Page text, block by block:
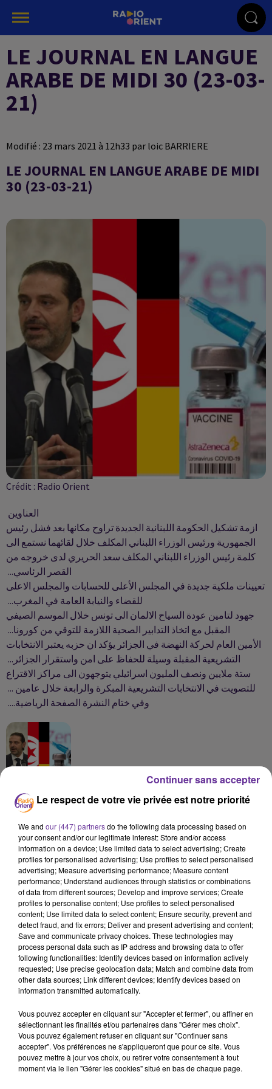
LE JOURNAL EN LANGUE
ARABE DE MIDI 30 (23-03-
21)
Modifié : 23 mars 2021 à 12h33 par loic BARRIERE
LE JOURNAL EN LANGUE ARABE DE MIDI
30 (23-03-21)
Crédit : Radio Orient
العناوين
ازمة تشكيل الحكومة اللبنانية الجديدة تراوح مكانها بعد فشل رئيس
الجمهورية ورئيس الوزراء اللبناني المكلف خلال لقائهما نستمع الى
كلمة رئيس الوزراء اللبناني المكلف سعد الحريري لدى خروجه من
القصر الرئاسي...
تعيينات ملكية جديدة في المجلس الأعلى للحسابات والمجلس الاعلى
للقضاء والنيابة العامة في المغرب...
جهود لتامين عودة السياح الالمان الى تونس خلال الموسم الصيفي
المقبل مع اتخاذ التدابير الصحية اللازمة للتوقي من كورونا...
الأمين العام لحركة النهضة في الجزائر يؤكد ان حزبه يعتبر الانتخابات
التشريعية المقبلة وسيلة للحفاظ على امن واستقرار الجزائر...
ستة ملايين ونصف المليون اسرائيلي يتوجهون الى مراكز الاقتراع
للتصويت في الانتخابات التشريعية المبكرة والرابعة خلال عامين ...
وفي ختام النشرة الصفحة الرياضية....
Podcast
JR AR MIDI 23 03 2021.m4a
LA PLAYLIST
Le respect de votre vie privée est notre priorité
We and our (447) partnersdo the following data processing based on
your consent and/or our legitimate interest: Store and/or access
information on a device; Use limited data to select advertising; Create
profiles for personalised advertising; Use profiles to select personalised
advertising; Measure advertising performance; Measure content
performance; Understand audiences through statistics or combinations
of data from different sources; Develop and improve services; Create
profiles to personalise content; Use profiles to select personalised
content; Use limited data to select content; Ensure security, prevent and
detect fraud, and fix errors; Deliver and present advertising and content;
Save and communicate privacy choices. These technologies may
process personal data such as IP address and browsing data to offer
following functionalities: Identify devices based on information actively
requested; Use precise geolocation data; Match and combine data from
other data sources; Link different devices; Identify devices based on
information transmitted automatically.
Vous pouvez accepter en cliquant sur "Accepter et fermer", ou affiner en
sélectionnant les finalités et/ou partenaires dans "Gérer mes choix".
Vous pouvez également refuser en cliquant sur "Continuer sans
accepter". Vos préférences ne s'appliqueront que pour ce site. Vous
pouvez mettre à jour vos choix, ou retirer votre consentement à tout
moment via le lien "Gérer les cookies" situé en bas de chaque page.
Continuer sans accepter